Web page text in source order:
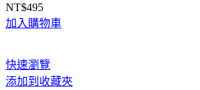
NT$495
加入購物車
快速瀏覽
添加到收藏夾